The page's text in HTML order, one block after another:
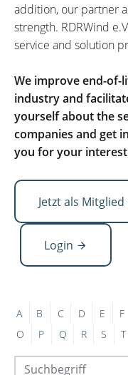
addition, our partner
strength. RDRWind
service and solution
We improve end-of-
industry and
yourself about the
companies and get
you for your
Jetzt als
Login
A B C D E F
O
P Q R S T